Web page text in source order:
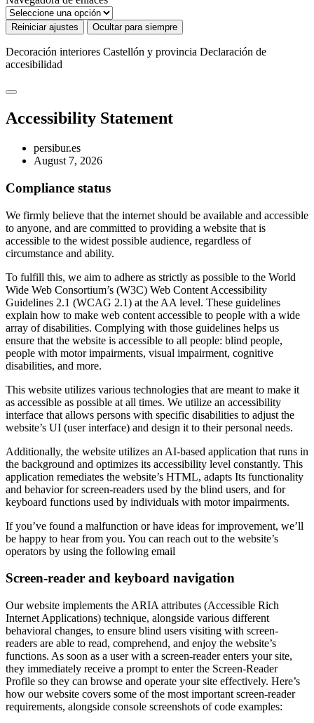
Reiniciar ajustes Ocultar para siempre
Decoración interiores Castellón y provincia Declaración de
accesibilidad
Accessibility Statement
persibur.es
August 7, 2026
Compliance status
We firmly believe that the internet should be available and accessible
to anyone, and are committed to providing a website that is
accessible to the widest possible audience, regardless of
circumstance and ability.
To fulfill this, we aim to adhere as strictly as possible to the World
Wide Web Consortium’s (W3C) Web Content Accessibility
Guidelines 2.1 (WCAG 2.1) at the AA level. These guidelines
explain how to make web content accessible to people with a wide
array of disabilities. Complying with those guidelines helps us
ensure that the website is accessible to all people: blind people,
people with motor impairments, visual impairment, cognitive
disabilities, and more.
This website utilizes various technologies that are meant to make it
as accessible as possible at all times. We utilize an accessibility
interface that allows persons with specific disabilities to adjust the
website’s UI (user interface) and design it to their personal needs.
Additionally, the website utilizes an AI-based application that runs in
the background and optimizes its accessibility level constantly. This
application remediates the website’s HTML, adapts Its functionality
and behavior for screen-readers used by the blind users, and for
keyboard functions used by individuals with motor impairments.
If you’ve found a malfunction or have ideas for improvement, we’ll
be happy to hear from you. You can reach out to the website’s
operators by using the following email
Screen-reader and keyboard navigation
Our website implements the ARIA attributes (Accessible Rich
Internet Applications) technique, alongside various different
behavioral changes, to ensure blind users visiting with screen-
readers are able to read, comprehend, and enjoy the website’s
functions. As soon as a user with a screen-reader enters your site,
they immediately receive a prompt to enter the Screen-Reader
Profile so they can browse and operate your site effectively. Here’s
how our website covers some of the most important screen-reader
requirements, alongside console screenshots of code examples: